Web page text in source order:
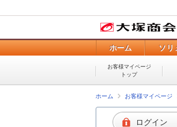
ホーム ソリ
お客様マイページ
トップ
ホーム お客様マイページ
ログイン